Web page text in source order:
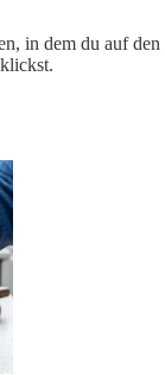
in dem du auf den